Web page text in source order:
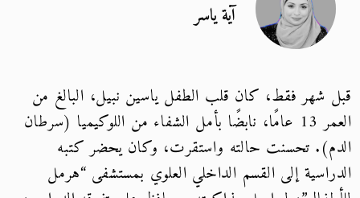
آية ياسر
قبل شهر فقط، كان قلب الطفل ياسين نبيل، البالغ من
العمر 13 عامًا، نابضًا بأمل الشفاء من اللوكيميا (سرطان
الدم). تحسنت حالته واستقرت، وكان يحضر كتبه
الدراسية إلى القسم الداخلي العلوي بمستشفى “هرمل